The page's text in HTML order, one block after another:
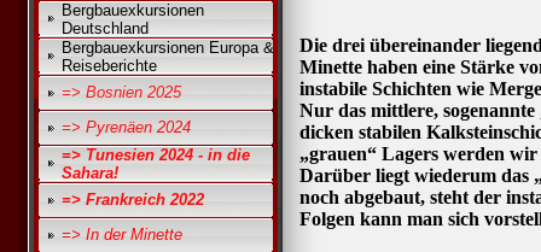
Bergbauexkursionen
Deutschland
Bergbauexkursionen Europa &
Reiseberichte
=> Bosnien 2025
=> Pyrenäen 2024
=> Tunesien 2024 - in die
Sahara!
=> Frankreich 2022
=> In der Minette
Die drei übereinander
Minette haben eine Stärke
instabile Schichten wie
Nur das mittlere,
dicken stabilen
„grauen“ Lagers werden
Darüber liegt wiederum das
noch abgebaut, steht der
Folgen kann man sich